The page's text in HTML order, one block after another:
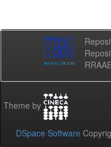
Theme by
DSpace Software